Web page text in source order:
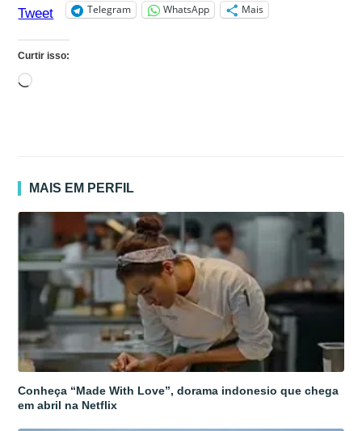
Tweet Telegram WhatsApp Mais
Curtir isso:
Carregando...
MAIS EM PERFIL
Conheça “Made With Love”, dorama indonesio que chega
em abril na Netflix